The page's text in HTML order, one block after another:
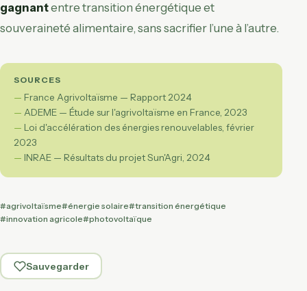
gagnantentre transition énergétique et
souveraineté alimentaire, sans sacrifier l’une à l’autre.
SOURCES
France Agrivoltaïsme — Rapport 2024
ADEME — Étude sur l'agrivoltaïsme en France, 2023
Loi d'accélération des énergies renouvelables, février
2023
INRAE — Résultats du projet Sun'Agri, 2024
#agrivoltaïsme#énergie solaire#transition énergétique
#innovation agricole#photovoltaïque
Sauvegarder